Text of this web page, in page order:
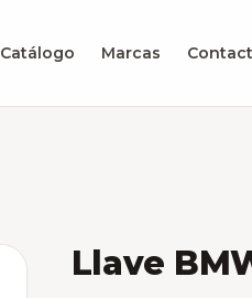
Catálogo Marcas
Llave